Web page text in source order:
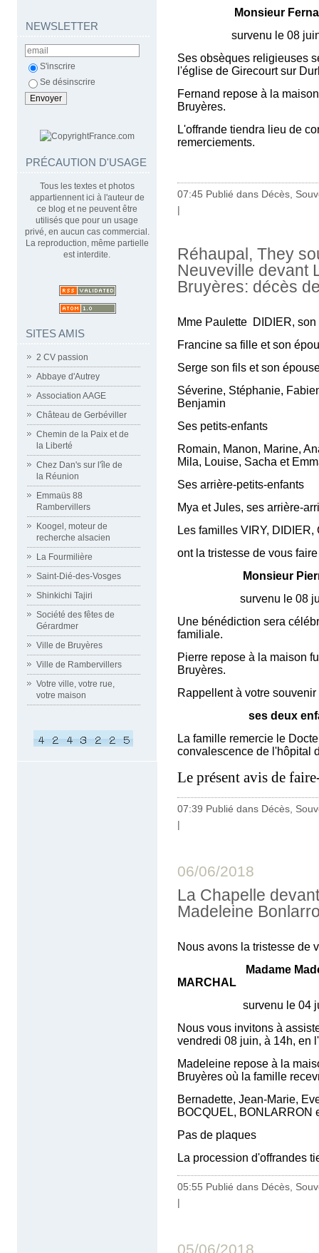
NEWSLETTER
S'inscrire
Se désinscrire
PRÉCAUTION D'USAGE
Tous les textes et photos
appartiennent ici à l'auteur de
ce blog et ne peuvent être
utilisés que pour un usage
privé, en aucun cas commercial.
La reproduction, même partielle
est interdite.
SITES AMIS
2 CV passion
Abbaye d'Autrey
Association AAGE
Château de Gerbéviller
Chemin de la Paix et de
la Liberté
Chez Dan's sur l'île de
la Réunion
Emmaüs 88
Rambervillers
Koogel, moteur de
recherche alsacien
La Fourmilière
Saint-Dié-des-Vosges
Shinkichi Tajiri
Société des fêtes de
Gérardmer
Ville de Bruyères
Ville de Rambervillers
Votre ville, votre rue,
votre maison
Monsieur
survenu le 08 juin
Ses obsèques religieuses
l'église de Girecourt sur
Fernand repose à la
Bruyères.
L'offrande tiendra lieu de
remerciements.
07:45 Publié dans Décès,
|
Réhaupal, They
Neuveville devant
Bruyères: décès
Mme Paulette DIDIER, son
Francine sa fille et son
Serge son fils et son
Séverine, Stéphanie,
Benjamin
Ses petits-enfants
Romain, Manon, Marine,
Mila, Louise, Sacha et
Ses arrière-petits-enfants
Mya et Jules, ses arrière-
Les familles VIRY,
ont la tristesse de vous
Monsieur
survenu le 08 juin
Une bénédiction sera
familiale.
Pierre repose à la maison
Bruyères.
Rappellent à votre souvenir
ses deux
La famille remercie le
convalescence de l'hôpital
Le présent avis de
07:39 Publié dans Décès,
|
06/06/2018
La Chapelle
Madeleine
Nous avons la tristesse de
Madame
MARCHAL
survenu le 04 juin
Nous vous invitons à
vendredi 08 juin, à 14h, en
Madeleine repose à la
Bruyères où la famille
Bernadette, Jean-Marie,
BOCQUEL, BONLARRON
Pas de plaques
La procession d'offrandes
05:55 Publié dans Décès,
|
05/06/2018